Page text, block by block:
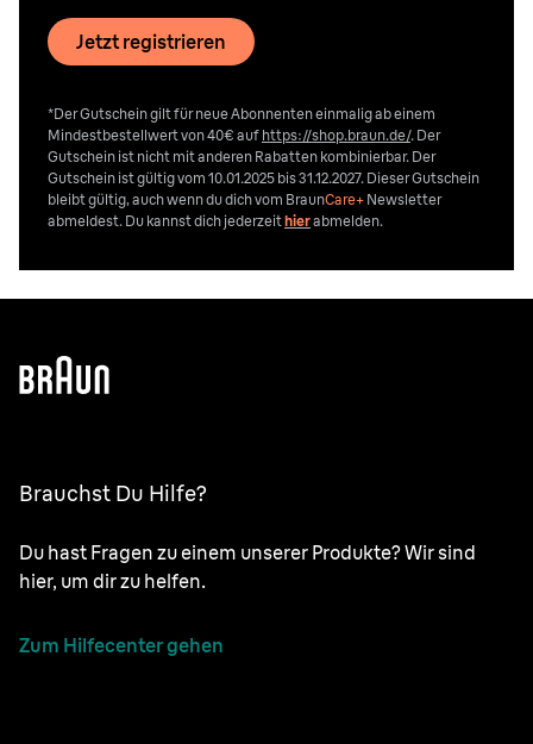
Jetzt registrieren
*Der Gutschein gilt für neue Abonnenten einmalig ab einem
Mindestbestellwert von 40€ auf https://shop.braun.de/. Der
Gutschein ist nicht mit anderen Rabatten kombinierbar. Der
Gutschein ist gültig vom 10.01.2025 bis 31.12.2027. Dieser Gutschein
bleibt gültig, auch wenn du dich vom BraunCare+ Newsletter
abmeldest. Du kannst dich jederzeithierabmelden.
Brauchst Du Hilfe?
Du hast Fragen zu einem unserer Produkte? Wir sind
hier, um dir zu helfen.
Zum Hilfecenter gehen